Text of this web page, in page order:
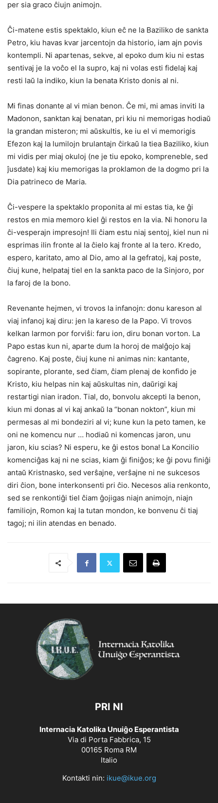
per sia graco ĉiujn animojn.
Ĉi-matene estis spektaklo, kiun eĉ ne la Baziliko de sankta
Petro, kiu havas kvar jarcentojn da historio, iam ajn povis
kontempli. Ni apartenas, sekve, al epoko dum kiu ni estas
sentivaj je la voĉo el la supro, kaj ni volas esti fidelaj kaj
resti laŭ la indiko, kiun la benata Kristo donis al ni.
Mi finas donante al vi mian benon. Ĉe mi, mi amas inviti la
Madonon, sanktan kaj benatan, pri kiu ni memorigas hodiaŭ
la grandan misteron; mi aŭskultis, ke iu el vi memorigis
Efezon kaj la lumilojn brulantajn ĉirkaŭ la tiea Baziliko, kiun
mi vidis per miaj okuloj (ne je tiu epoko, kompreneble, sed
ĵusdate) kaj kiu memorigas la proklamon de la dogmo pri la
Dia patrineco de Maria.
Ĉi-vespere la spektaklo proponita al mi estas tia, ke ĝi
restos en mia memoro kiel ĝi restos en la via. Ni honoru la
ĉi-vesperajn impresojn! Ili ĉiam estu niaj sentoj, kiel nun ni
esprimas ilin fronte al la ĉielo kaj fronte al la tero. Kredo,
espero, karitato, amo al Dio, amo al la gefratoj, kaj poste,
ĉiuj kune, helpataj tiel en la sankta paco de la Sinjoro, por
la faroj de la bono.
Revenante hejmen, vi trovos la infanojn: donu kareson al
viaj infanoj kaj diru: jen la kareso de la Papo. Vi trovos
kelkan larmon por forviŝi: faru ion, diru bonan vorton. La
Papo estas kun ni, aparte dum la horoj de malĝojo kaj
ĉagreno. Kaj poste, ĉiuj kune ni animas nin: kantante,
sopirante, plorante, sed ĉiam, ĉiam plenaj de konfido je
Kristo, kiu helpas nin kaj aŭskultas nin, daŭrigi kaj
restartigi nian iradon. Tial, do, bonvolu akcepti la benon,
kiun mi donas al vi kaj ankaŭ la “bonan nokton”, kiun mi
permesas al mi bondeziri al vi; kune kun la peto tamen, ke
oni ne komencu nur … hodiaŭ ni komencas jaron, unu
jaron, kiu scias? Ni esperu, ke ĝi estos bona! La Koncilio
komenciĝas kaj ni ne scias, kiam ĝi finiĝos; ke ĝi povu finiĝi
antaŭ Kristnasko, sed verŝajne, verŝajne ni ne sukcesos
diri ĉion, bone interkonsenti pri ĉio. Necesos alia renkonto,
sed se renkontiĝi tiel ĉiam ĝojigas niajn animojn, niajn
familiojn, Romon kaj la tutan mondon, ke bonvenu ĉi tiaj
tagoj; ni ilin atendas en benado.
PRI NI
Internacia Katolika Unuiĝo Esperantista
Via di Porta Fabbrica, 15
00165 Roma RM
Italio
Kontakti nin: ikue@ikue.org